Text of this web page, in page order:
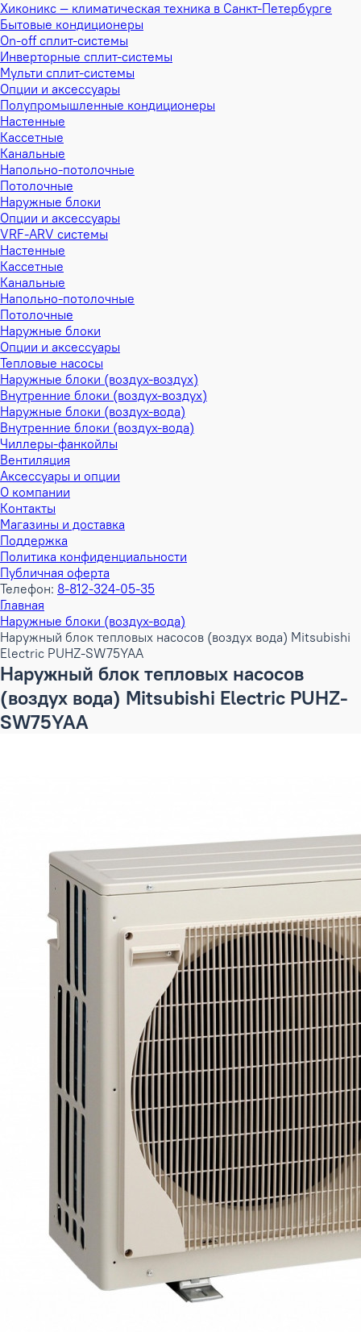
Хиконикс — климатическая техника в Санкт-Петербурге
Бытовые кондиционеры
On-off сплит-системы
Инверторные сплит-системы
Мульти сплит-системы
Опции и аксессуары
Полупромышленные кондиционеры
Настенные
Кассетные
Канальные
Напольно-потолочные
Потолочные
Наружные блоки
Опции и аксессуары
VRF-ARV системы
Настенные
Кассетные
Канальные
Напольно-потолочные
Потолочные
Наружные блоки
Опции и аксессуары
Тепловые насосы
Наружные блоки (воздух-воздух)
Внутренние блоки (воздух-воздух)
Наружные блоки (воздух-вода)
Внутренние блоки (воздух-вода)
Чиллеры-фанкойлы
Вентиляция
Аксессуары и опции
О компании
Контакты
Магазины и доставка
Поддержка
Политика конфиденциальности
Публичная оферта
Телефон: 8-812-324-05-35
Главная
Наружные блоки (воздух-вода)
Наружный блок тепловых насосов (воздух вода) Mitsubishi
Electric PUHZ-SW75YAA
Наружный блок тепловых насосов
(воздух вода) Mitsubishi Electric PUHZ-
SW75YAA